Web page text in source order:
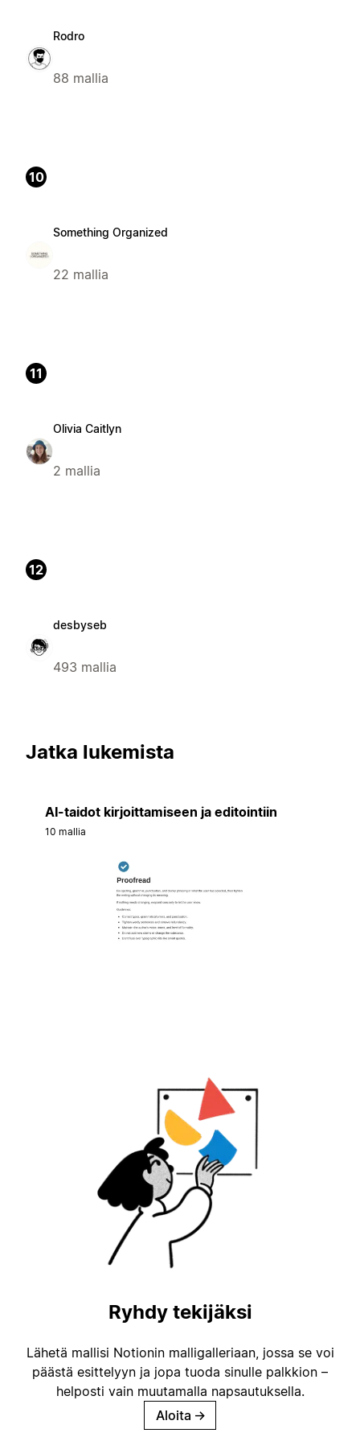
Rodro
88 mallia
10
Something Organized
22 mallia
11
Olivia Caitlyn
2 mallia
12
desbyseb
493 mallia
Jatka lukemista
AI-taidot kirjoittamiseen ja editointiin
10 mallia
Ryhdy tekijäksi
Lähetä mallisi Notionin malligalleriaan, jossa se voi
päästä esittelyyn ja jopa tuoda sinulle palkkion –
helposti vain muutamalla napsautuksella.
Aloita →